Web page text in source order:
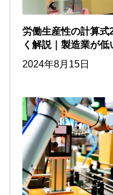
労働生産性の計算式
く解説｜製造業が
2024年8月15日